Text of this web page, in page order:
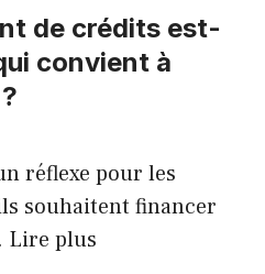
de crédits est-
convient à
réflexe pour les
souhaitent financer
Lire plus